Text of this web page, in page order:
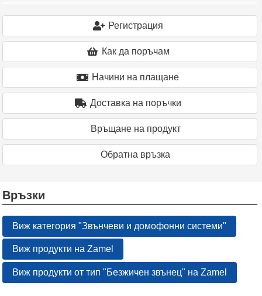
Регистрация
Как да поръчам
Начини на плащане
Доставка на поръчки
Връщане на продукт
Oбратна връзка
Връзки
Виж категория "Звънчеви и домофонни системи"
Виж продукти на Zamel
Виж продукти от тип "Безжичен звънец" на Zamel